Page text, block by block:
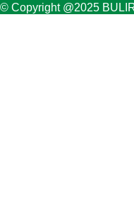
© Copyright @2025